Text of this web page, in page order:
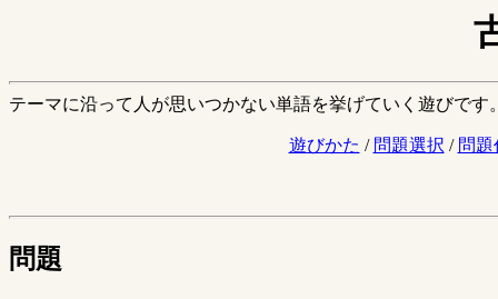
テーマに沿って人が思いつかない単語を挙げていく遊びです
遊びかた / 問題選択 / 問題
問題